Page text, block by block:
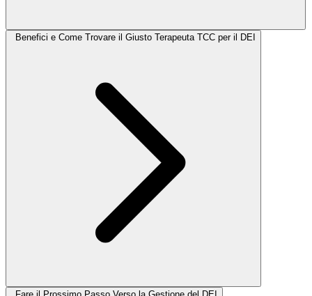
Benefici e Come Trovare il Giusto Terapeuta TCC per il DEI